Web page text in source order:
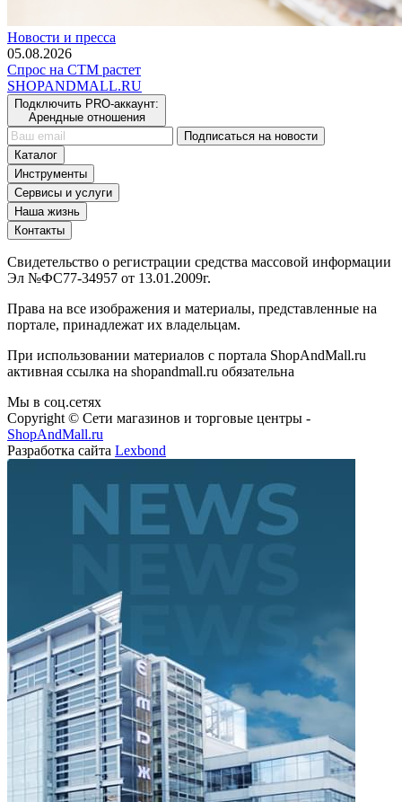
Новости и пресса
05.08.2026
Спрос на СТМ растет
SHOPANDMALL.RU
Подключить PRO-аккаунт:
Арендные отношения
Подписаться на новости
Каталог
Инструменты
Сервисы и услуги
Наша жизнь
Контакты
Свидетельство о регистрации средства массовой информации
Эл №ФС77-34957 от 13.01.2009г.
Права на все изображения и материалы, представленные на
портале, принадлежат их владельцам.
При использовании материалов с портала ShopAndMall.ru
активная ссылка на shopandmall.ru обязательна
Мы в соц.сетях
Copyright © Сети магазинов и торговые центры -
ShopAndMall.ru
Разработка сайта Lexbond